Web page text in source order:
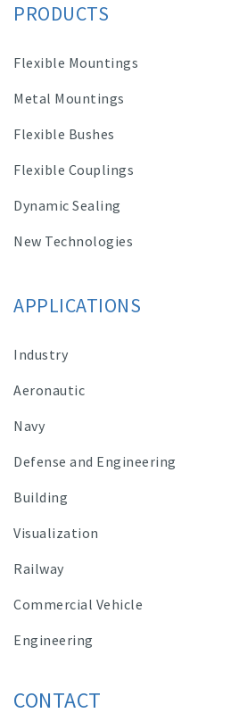
PRODUCTS
Flexible Mountings
Metal Mountings
Flexible Bushes
Flexible Couplings
Dynamic Sealing
New Technologies
APPLICATIONS
Industry
Aeronautic
Navy
Defense and Engineering
Building
Visualization
Railway
Commercial Vehicle
Engineering
CONTACT